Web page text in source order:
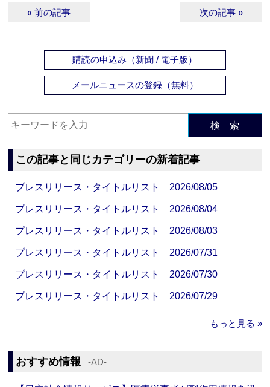
« 前の記事 次の記事 »
購読の申込み（新聞 / 電子版）
メールニュースの登録（無料）
検 索
この記事と同じカテゴリーの新着記事
プレスリリース・タイトルリスト 2026/08/05
プレスリリース・タイトルリスト 2026/08/04
プレスリリース・タイトルリスト 2026/08/03
プレスリリース・タイトルリスト 2026/07/31
プレスリリース・タイトルリスト 2026/07/30
プレスリリース・タイトルリスト 2026/07/29
もっと見る »
おすすめ情報 ‐AD‐